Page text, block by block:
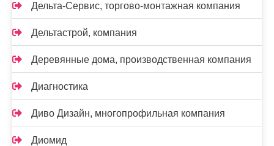
Дельта-Сервис, торгово-монтажная компания
Дельтастрой, компания
Деревянные дома, производственная компания
Диагностика
Диво Дизайн, многопрофильная компания
Диомид